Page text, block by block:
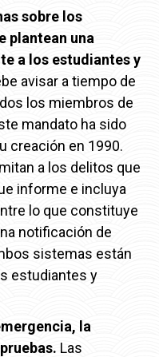
sobre los
plantean una
a los estudiantes y
avisar a tiempo de
los miembros de
mandato ha sido
creación en 1990.
a los delitos que
informe e incluya
lo que constituye
notificación de
sistemas están
estudiantes y
la
Las